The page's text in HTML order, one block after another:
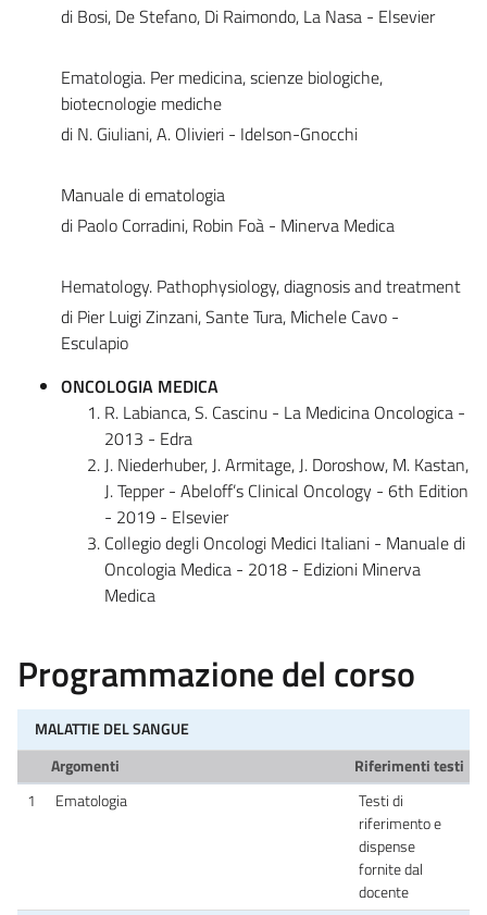
di Bosi, De Stefano, Di Raimondo, La Nasa - Elsevier
Ematologia. Per medicina, scienze biologiche,
biotecnologie mediche
di N. Giuliani, A. Olivieri - Idelson-Gnocchi
Manuale di ematologia
di Paolo Corradini, Robin Foà - Minerva Medica
Hematology. Pathophysiology, diagnosis and treatment
di Pier Luigi Zinzani, Sante Tura, Michele Cavo -
Esculapio
ONCOLOGIA MEDICA
R. Labianca, S. Cascinu - La Medicina Oncologica -
2013 - Edra
J. Niederhuber, J. Armitage, J. Doroshow, M. Kastan,
J. Tepper - Abeloff’s Clinical Oncology - 6th Edition
- 2019 - Elsevier
Collegio degli Oncologi Medici Italiani - Manuale di
Oncologia Medica - 2018 - Edizioni Minerva
Medica
Programmazione del corso
MALATTIE DEL SANGUE
Argomenti
Riferimenti testi
1
Ematologia
Testi di
riferimento e
dispense
fornite dal
docente